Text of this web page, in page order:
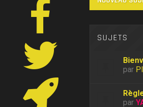
SUJETS
par
par